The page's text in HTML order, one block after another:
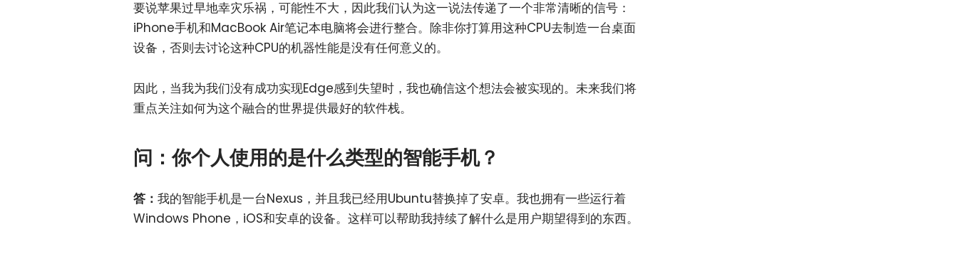
要说苹果过早地幸灾乐祸，可能性不大，因此我们认为这一说法传递了一个非常清晰的信号：
iPhone手机和MacBook Air笔记本电脑将会进行整合。除非你打算用这种CPU去制造一台桌面
设备，否则去讨论这种CPU的机器性能是没有任何意义的。
因此，当我为我们没有成功实现Edge感到失望时，我也确信这个想法会被实现的。未来我们将
重点关注如何为这个融合的世界提供最好的软件栈。
问：你个人使用的是什么类型的智能手机？
答： 我的智能手机是一台Nexus，并且我已经用Ubuntu替换掉了安卓。我也拥有一些运行着
Windows Phone，iOS和安卓的设备。这样可以帮助我持续了解什么是用户期望得到的东西。